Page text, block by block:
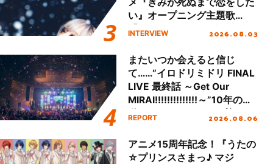
い』オープニング主題歌
「Amore」インタビュー
INTERVIEW 2026.08.03
またいつか会えると信じ
て……“イロドリミドリ FINAL
LIVE 最終話 ～Get Our
MIRAI!!!!!!!!!!!!!!～”10年の活
動を経てファイナルを迎える
REPORT 2026.08.06
アニメ15周年記念！『うたの
☆プリンスさまっ♪ マジ